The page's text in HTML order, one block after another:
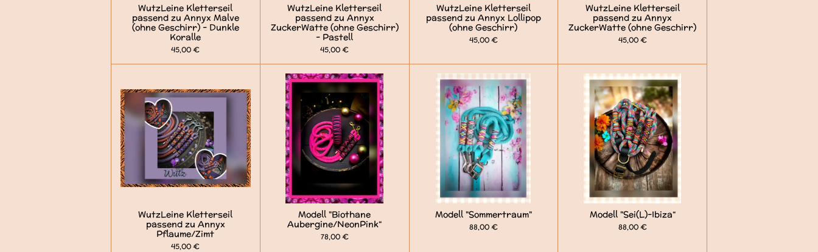
WutzLeine Kletterseil
passend zu Annyx Malve
(ohne Geschirr) - Dunkle
Koralle
45,00 €
WutzLeine Kletterseil
passend zu Annyx
ZuckerWatte (ohne Geschirr)
- Pastell
45,00 €
WutzLeine Kletterseil
passend zu Annyx Lollipop
(ohne Geschirr)
45,00 €
WutzLeine Kletterseil
passend zu Annyx
ZuckerWatte (ohne Geschirr)
45,00 €
WutzLeine Kletterseil
passend zu Annyx
Pflaume/Zimt
45,00 €
Modell "Biothane
Aubergine/NeonPink“
78,00 €
Modell "Sommertraum"
88,00 €
Modell "Sei(L)-Ibiza“
88,00 €